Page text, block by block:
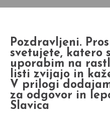
Pozdravljeni.
svetujete, katero
uporabim na
listi zvijajo in
V prilogi
za odgovor in
Slavica